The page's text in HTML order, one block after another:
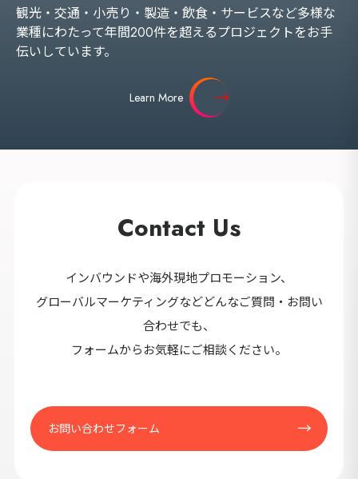
観光・交通・小売り・製造・飲食・サービスなど多様な
業種にわたって年間200件を超えるプロジェクトをお手
伝いしています。
Learn More
Contact Us
インバウンドや海外現地プロモーション、
グローバルマーケティングなどどんなご質問・お問い
合わせでも、
フォームからお気軽にご相談ください。
お問い合わせフォーム